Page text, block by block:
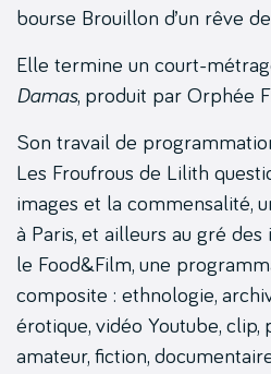
bourse Brouillon d’un rêve
Elle termine un court-
Damas, produit par Orphée
Son travail de
Les Froufrous de Lilith
images et la commensalité,
à Paris, et ailleurs au gré
le Food&Film, une
composite : ethnologie,
érotique, vidéo Youtube, clip,
amateur, fiction,